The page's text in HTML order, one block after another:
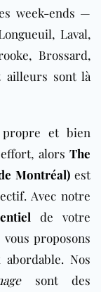
week-ends —
Laval,
Brossard,
ailleurs sont là
propre et bien
alors The
Montréal) est
Avec notre
de votre
proposons
Nos
sont des